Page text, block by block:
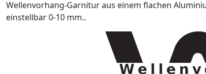
Wellenvorhang-Garnitur aus einem flachen
einstellbar 0-10 mm..